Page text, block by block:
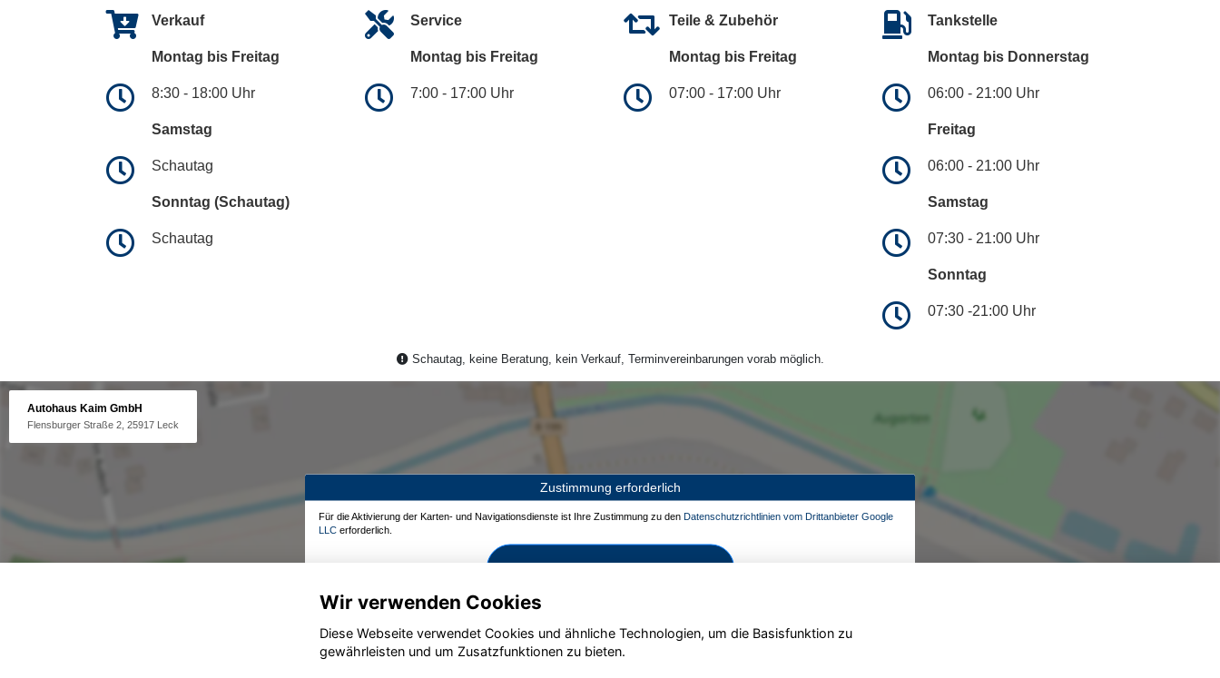
Verkauf
Montag bis Freitag
8:30 - 18:00 Uhr
Samstag
Schautag
Sonntag (Schautag)
Schautag
Service
Montag bis Freitag
7:00 - 17:00 Uhr
Teile & Zubehör
Montag bis Freitag
07:00 - 17:00 Uhr
Tankstelle
Montag bis Donnerstag
06:00 - 21:00 Uhr
Freitag
06:00 - 21:00 Uhr
Samstag
07:30 - 21:00 Uhr
Sonntag
07:30 -21:00 Uhr
Schautag, keine Beratung, kein Verkauf, Terminvereinbarungen vorab möglich.
Autohaus Kaim GmbH
Flensburger Straße 2, 25917 Leck
Zustimmung erforderlich
Für die Aktivierung der Karten- und Navigationsdienste ist Ihre Zustimmung zu den Datenschutzrichtlinien vom Drittanbieter Google
LLC erforderlich.
Zustimmen und aktivieren
Wir verwenden Cookies
Diese Webseite verwendet Cookies und ähnliche Technologien, um die Basisfunktion zu
gewährleisten und um Zusatzfunktionen zu bieten.